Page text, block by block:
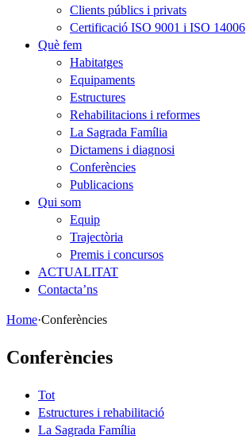
Clients públics i privats
Certificació ISO 9001 i ISO 14006
Què fem
Habitatges
Equipaments
Estructures
Rehabilitacions i reformes
La Sagrada Família
Dictamens i diagnosi
Conferències
Publicacions
Qui som
Equip
Trajectòria
Premis i concursos
ACTUALITAT
Contacta’ns
Home·Conferències
Conferències
Tot
Estructures i rehabilitació
La Sagrada Família